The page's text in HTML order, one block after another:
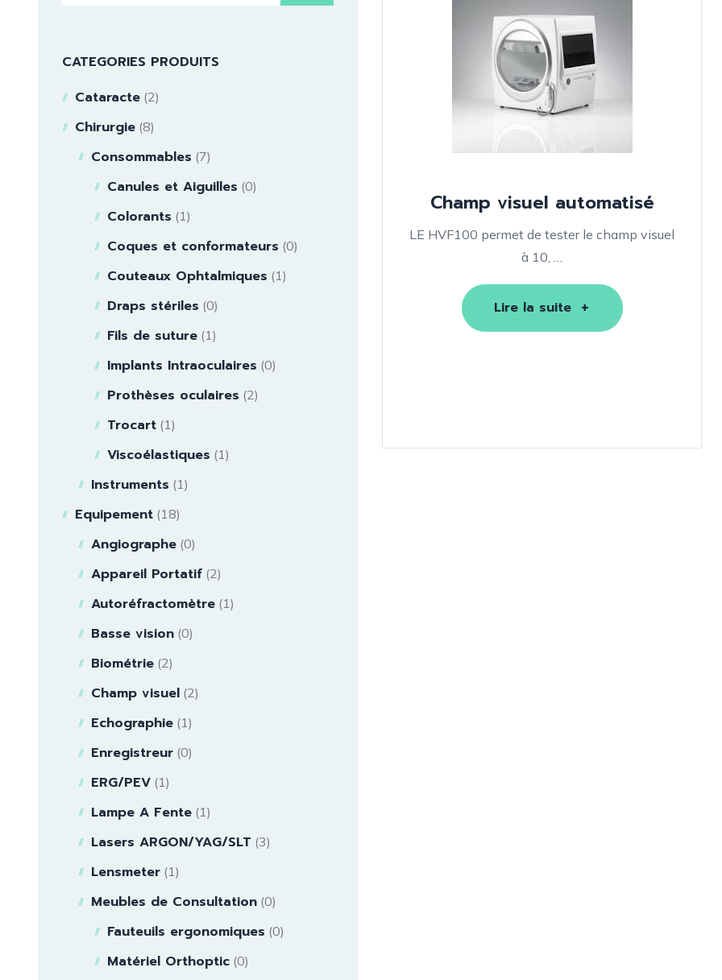
Microscope Opératoire
Microscope Spéculaire
Enregistreur
Meubles de Consultation
Solutions
Projecteur
Champ visuel automatisé
LE HVF100 permet de tester le champ visuel
à 10, …
Lire la suite
CATEGORIES PRODUITS
Cataracte (2)
Chirurgie (8)
Consommables (7)
Canules et Aiguilles (0)
Colorants (1)
Coques et conformateurs (0)
Couteaux Ophtalmiques (1)
Draps stériles (0)
Fils de suture (1)
Implants Intraoculaires (0)
Prothèses oculaires (2)
Trocart (1)
Viscoélastiques (1)
Instruments (1)
Equipement (18)
Angiographe (0)
Appareil Portatif (2)
Autoréfractomètre (1)
Basse vision (0)
Biométrie (2)
Champ visuel (2)
Echographie (1)
Enregistreur (0)
ERG/PEV (1)
Lampe A Fente (1)
Lasers ARGON/YAG/SLT (3)
Lensmeter (1)
Meubles de Consultation (0)
Fauteuils ergonomiques (0)
Matériel Orthoptic (0)